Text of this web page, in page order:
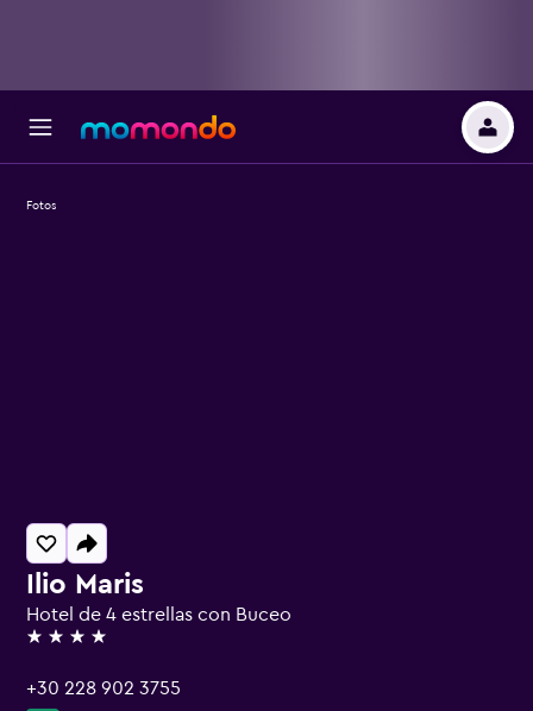
Ilio Maris
Hotel de 4 estrellas con Buceo
4 estrellas
+30 228 902 3755
Fotos